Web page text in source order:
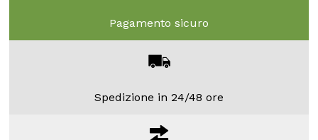
Pagamento sicuro
Spedizione in 24/48 ore